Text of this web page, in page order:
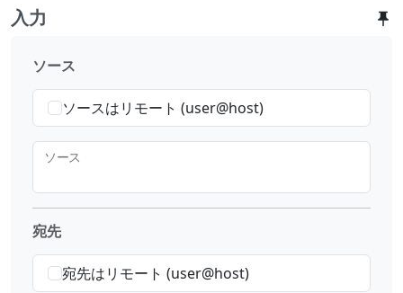
入力
ソース
ソースはリモート (user@host)
ソース
宛先
宛先はリモート (user@host)